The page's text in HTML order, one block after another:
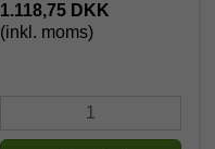
1.118,75 DKK
(inkl. moms)